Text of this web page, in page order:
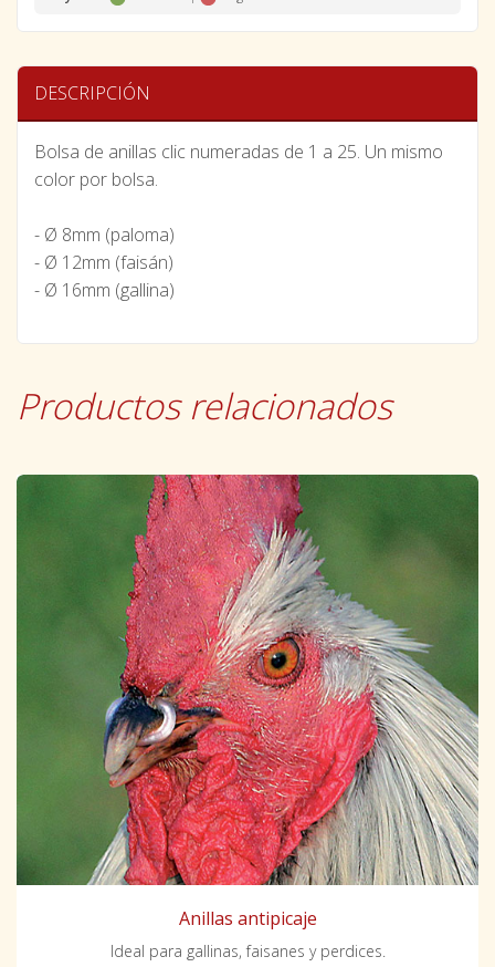
DESCRIPCIÓN
Bolsa de anillas clic numeradas de 1 a 25. Un mismo
color por bolsa.
- Ø 8mm (paloma)
- Ø 12mm (faisán)
- Ø 16mm (gallina)
Productos relacionados
Anillas antipicaje
Ideal para gallinas, faisanes y perdices.